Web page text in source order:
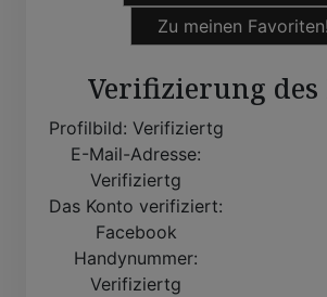
Zu meinen Favoriten!
Verifizierung
Profilbild: Verifiziertg
E-Mail-Adresse:
Verifiziertg
Das Konto verifiziert:
Facebook
Handynummer:
Verifiziertg